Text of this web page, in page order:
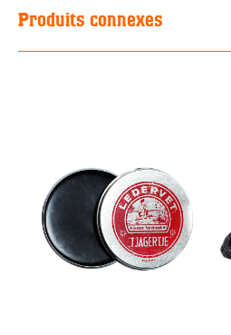
Produits connexes